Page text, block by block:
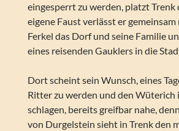
eingesperrt zu werden, platzt Trenk
eigene Faust verlässt er
Ferkel das Dorf und seine Familie
eines reisenden Gauklers in die
Dort scheint sein Wunsch, eines
Ritter zu werden und den Wüterich
schlagen, bereits greifbar nahe,
von Durgelstein sieht in Trenk den